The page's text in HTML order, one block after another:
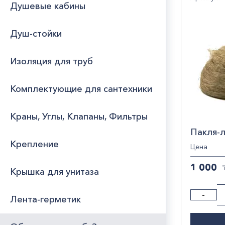
Душевые кабины
Душ-стойки
Изоляция для труб
Комплектующие для сантехники
Краны, Углы, Клапаны, Фильтры
Крепление
Крышка для унитаза
Лента-герметик
Без
Пакля-
Цена
1 000
-